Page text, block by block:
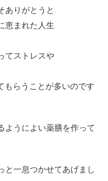
ありがとうと
恵まれた人生
てストレスや
もらうことが多いのです
ようによい薬膳を作って
と一息つかせてあげまし